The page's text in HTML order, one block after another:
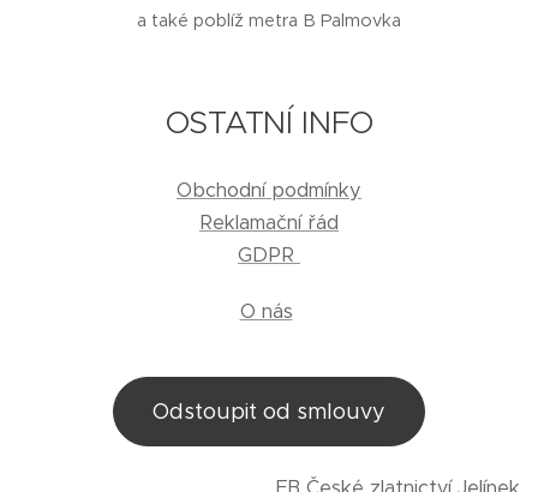
a také poblíž metra B Palmovka
OSTATNÍ INFO
Obchodní podmínky
Reklamační řád
GDPR
O nás
Odstoupit od smlouvy